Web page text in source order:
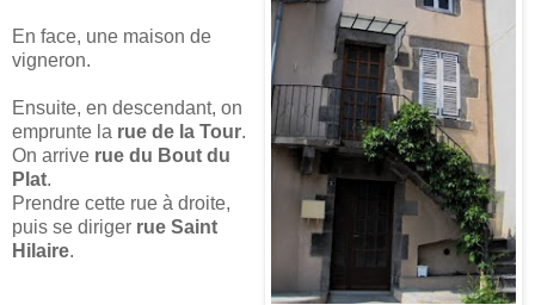
En face, une maison de
vigneron.
Ensuite, en descendant, on
emprunte la rue de la Tour.
On arrive rue du Bout du
Plat.
Prendre cette rue à droite,
puis se diriger rue Saint
Hilaire.